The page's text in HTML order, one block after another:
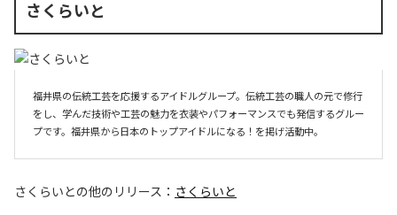
さくらいと
福井県の伝統工芸を応援するアイドルグループ。伝統工芸の職人の元で修行
をし、学んだ技術や工芸の魅力を衣装やパフォーマンスでも発信するグルー
プです。福井県から日本のトップアイドルになる！を掲げ活動中。
さくらいとの他のリリース： さくらいと